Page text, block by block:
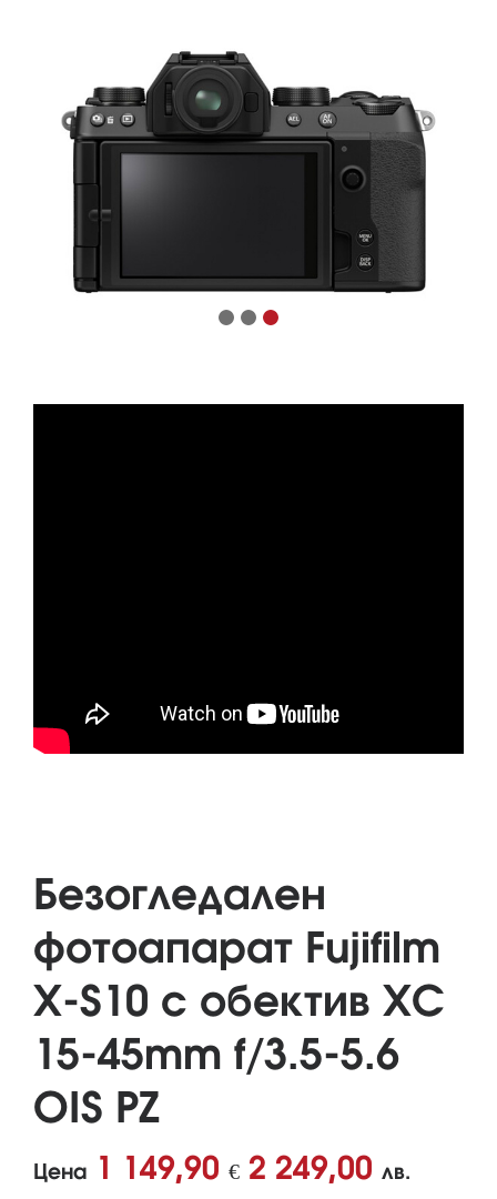
Безогледален
фотоапарат Fujifilm
X-S10 с обектив XC
15-45mm f/3.5-5.6
OIS PZ
Цена 1 149,90 € 2 249,00 лв.